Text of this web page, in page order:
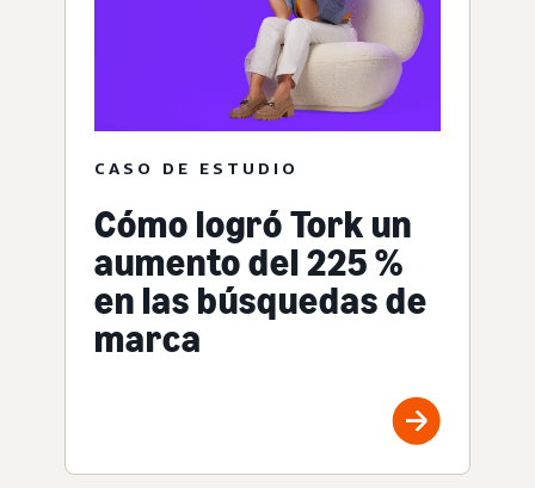
CASO DE ESTUDIO
Cómo logró Tork un
aumento del 225 %
en las búsquedas de
marca